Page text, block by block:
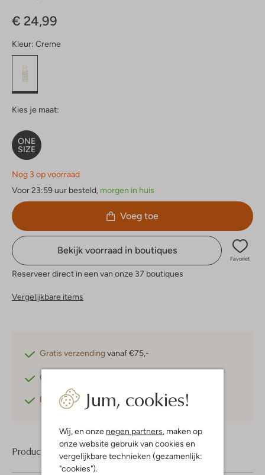
Jum, cookies!
Wij, en onze negen partners , maken op
onze website gebruik van cookies en
vergelijkbare technieken (gezamenlijk:
"cookies").
€ 24,99
Kleur: Creme
Kies je maat:
ONE
SIZE
Nog 3 op voorraad
Voor 23:59 uur besteld, morgen in huis
Voeg toe
Bekijk voorraad in boutiques
Favoriet
Reserveer direct in een van onze 37 boutiques
Vergelijkbare items
Gratis verzendingvanaf €75,-
Gratis retourneren
Betaal achteraf met Klarna
Product informatie